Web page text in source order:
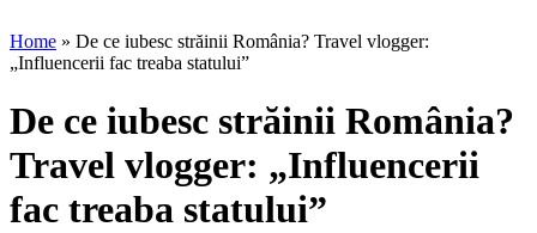
Home » De ce iubesc străinii România? Travel vlogger:
„Influencerii fac treaba statului”
De ce iubesc străinii România?
Travel vlogger: „Influencerii
fac treaba statului”